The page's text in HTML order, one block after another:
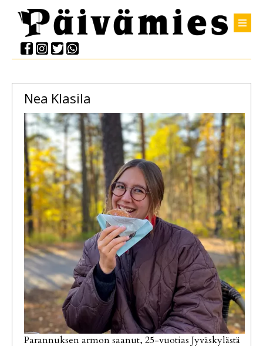
Nea Klasila
Parannuksen armon saanut, 25-vuotias Jyväskylästä